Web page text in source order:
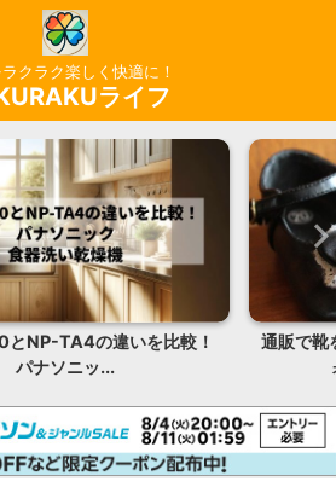
ラクラク楽しく快適に！
ライフ
う時の選び方！女の子のフ
ーマル靴のおすす...
ZSP-